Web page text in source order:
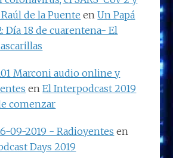
de la Puente enUn Papá
Día 18 de cuarentena- El
Marconi audio online y
enEl Interpodcast 2019
comenzar
09-2019 - Radioyentes en
Days 2019